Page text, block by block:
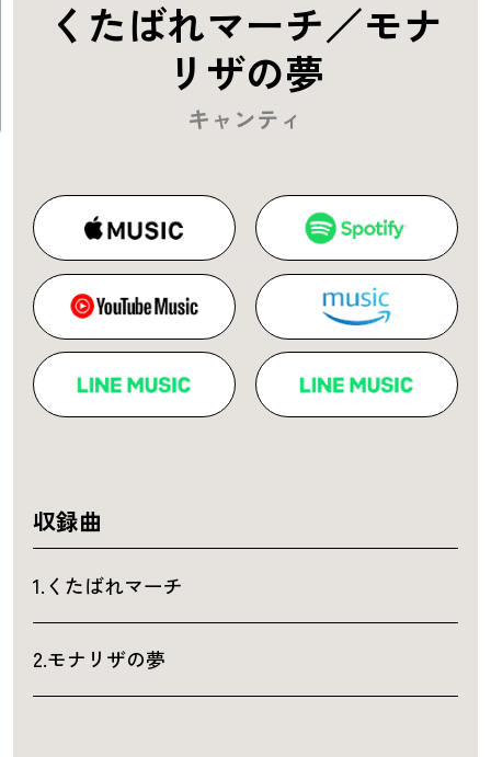
くたばれマーチ／モナ
リザの夢
キャンティ
収録曲
1.くたばれマーチ
2.モナリザの夢